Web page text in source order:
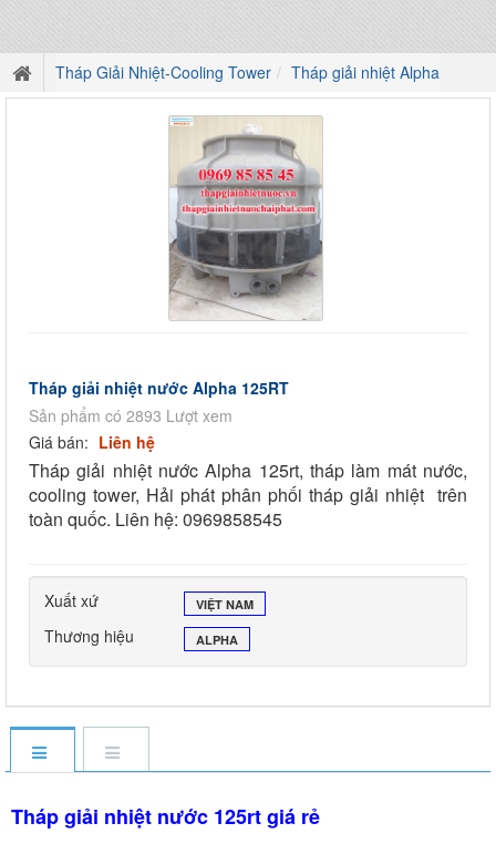
Tháp Giải Nhiệt-Cooling Tower Tháp giải nhiệt Alpha
Tháp giải nhiệt nước Alpha 125RT
Sản phẩm có 2893 Lượt xem
Giá bán: Liên hệ
Tháp giải nhiệt nước Alpha 125rt, tháp làm mát nước,
cooling tower, Hải phát phân phối tháp giải nhiệt trên
toàn quốc. Liên hệ: 0969858545
Xuất xứ VIỆT NAM
Thương hiệu ALPHA
Tháp giải nhiệt nước 125rt giá rẻ